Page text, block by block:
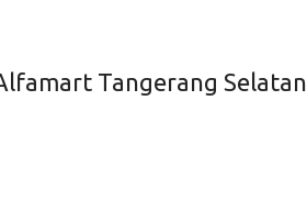
Tangerang Selatan